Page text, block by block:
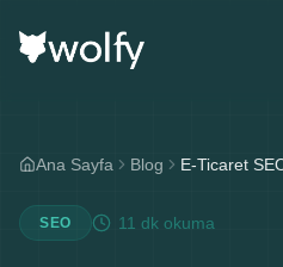
Ana Sayfa Blog
SEO 11 dk okuma